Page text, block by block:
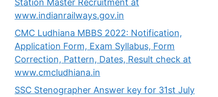
www.indianrailways.gov.in
CMC Ludhiana MBBS 2022: Notification,
Application Form, Exam Syllabus, Form
Correction, Pattern, Dates, Result check at
www.cmcludhiana.in
SSC Stenographer Answer key for 31st July